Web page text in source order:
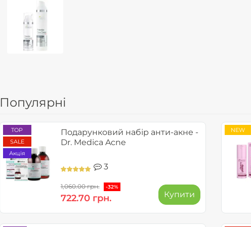
Популярні
TOP
SALE
Акція
Подарунковий набір анти-акне -
Dr. Medica Acne
3
1,060.00 грн. -32%
722.70 грн. Купити
NEW